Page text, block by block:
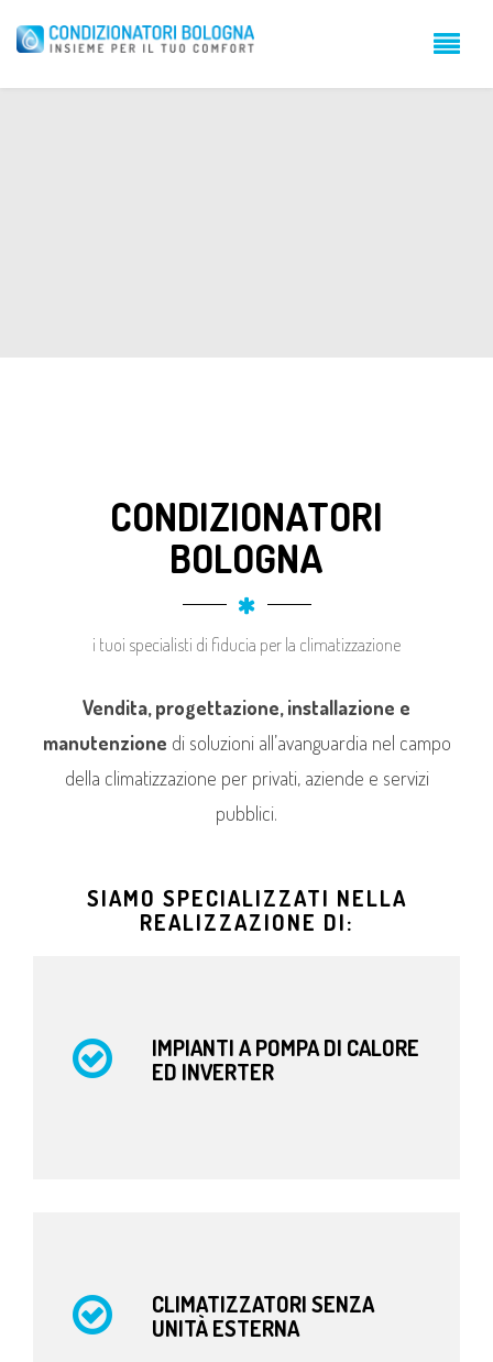
CONDIZIONATORI
BOLOGNA
i tuoi specialisti di fiducia per la climatizzazione
Vendita, progettazione, installazione e
manutenzione di soluzioni all’avanguardia nel campo
della climatizzazione per privati, aziende e servizi
pubblici.
SIAMO SPECIALIZZATI NELLA
REALIZZAZIONE DI:
IMPIANTI A POMPA DI CALORE
ED INVERTER
CLIMATIZZATORI SENZA
UNITÀ ESTERNA